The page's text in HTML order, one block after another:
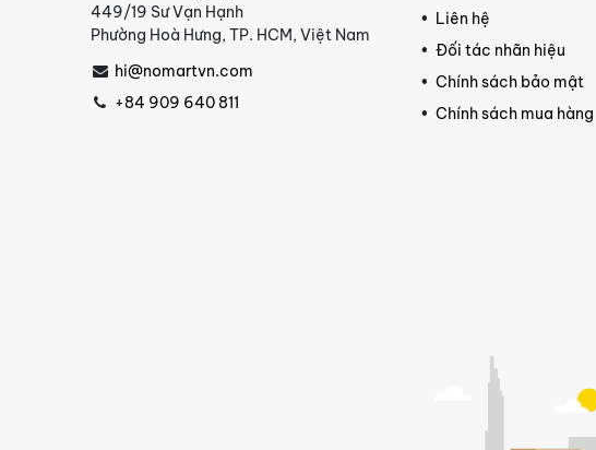
449/19 Sư Vạn Hạnh
Phường Hoà Hưng, TP. HCM, Việt Nam
hi@nomartvn.com
+84 909 640 811
Liên hệ
Đối tác nhãn hiệu
Chính sách bảo mật
Chính sách mua hàng